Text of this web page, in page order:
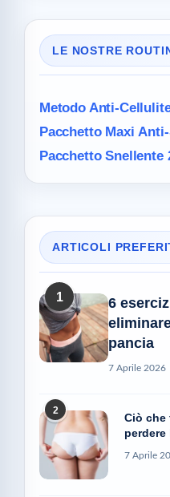
LE NOSTRE
Metodo Anti-
Pacchetto Maxi
Pacchetto Snellente
ARTICOLI
1
6
pancia
7 Aprile 2026
2
Ciò che
perdere
7 Aprile